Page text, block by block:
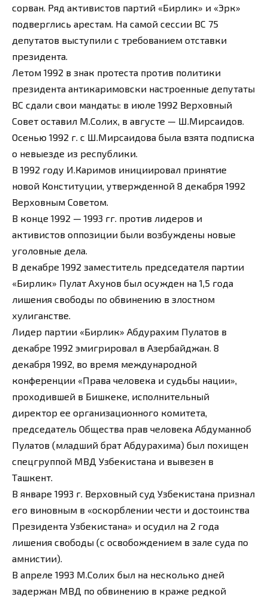
сорван. Ряд активистов партий «Бирлик» и «Эрк»
подверглись арестам. На самой сессии ВС 75
депутатов выступили с требованием отставки
президента.
Летом 1992 в знак протеста против политики
президента антикаримовски настроенные депутаты
ВС сдали свои мандаты: в июле 1992 Верховный
Совет оставил М.Солих, в августе — Ш.Мирсаидов.
Осенью 1992 г. с Ш.Мирсаидова была взята подписка
о невыезде из республики.
В 1992 году И.Каримов инициировал принятие
новой Конституции, утвержденной 8 декабря 1992
Верховным Советом.
В конце 1992 — 1993 гг. против лидеров и
активистов оппозиции были возбуждены новые
уголовные дела.
В декабре 1992 заместитель председателя партии
«Бирлик» Пулат Ахунов был осужден на 1,5 года
лишения свободы по обвинению в злостном
хулиганстве.
Лидер партии «Бирлик» Абдурахим Пулатов в
декабре 1992 эмигрировал в Азербайджан. 8
декабря 1992, во время международной
конференции «Права человека и судьбы нации»,
проходившей в Бишкеке, исполнительный
директор ее организационного комитета,
председатель Общества прав человека Абдуманноб
Пулатов (младший брат Абдурахима) был похищен
спецгруппой МВД Узбекистана и вывезен в
Ташкент.
В январе 1993 г. Верховный суд Узбекистана признал
его виновным в «оскорблении чести и достоинства
Президента Узбекистана» и осудил на 2 года
лишения свободы (с освобождением в зале суда по
амнистии).
В апреле 1993 М.Солих был на несколько дней
задержан МВД по обвинению в краже редкой